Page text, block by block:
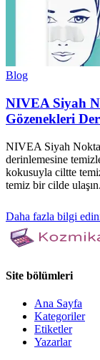
Blog
NIVEA Siyah
Gözenekleri
NIVEA Siyah
derinlemesine
kokusuyla ciltte
temiz bir cilde ulaşın.
Daha fazla bilgi
Site bölümleri
Ana Sayfa
Kategoriler
Etiketler
Yazarlar